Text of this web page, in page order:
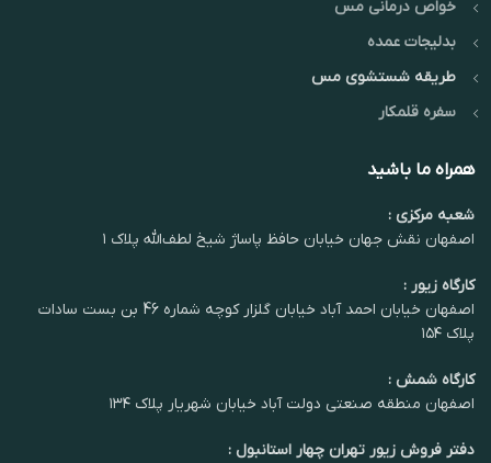
خواص درمانی مس
بدلیجات عمده
طریقه شستشوی مس
سفره قلمکار
همراه ما باشید
شعبه مرکزی :
اصفهان نقش جهان خیابان حافظ پاساژ شیخ لطف‌الله پلاک ۱
کارگاه زیور :
اصفهان خیابان احمد آباد خیابان گلزار کوچه شماره 46 بن بست سادات
پلاک ۱۵۴
کارگاه شمش :
اصفهان منطقه صنعتی دولت آباد خیابان شهریار پلاک ۱۳۴
دفتر فروش زیور تهران چهار استانبول :